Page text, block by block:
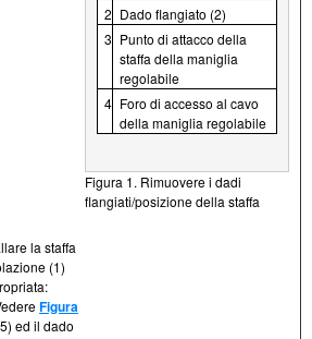
2 Dado flangiato (2)
3 Punto di attacco della
staffa della maniglia
regolabile
4 Foro di accesso al cavo
della maniglia regolabile
Figura 1. Rimuovere i dadi
flangiati/posizione della staffa
la staffa
(1)
Figura
ed il dado